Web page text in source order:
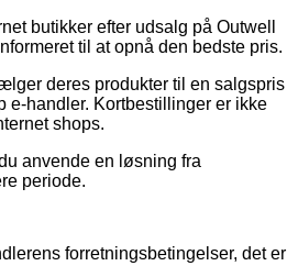
butikker efter udsalg på Outwell
til at opnå den bedste pris.
deres produkter til en salgspris
e-handler. Kortbestillinger er ikke
shops.
anvende en løsning fra
periode.
forretningsbetingelser, det er